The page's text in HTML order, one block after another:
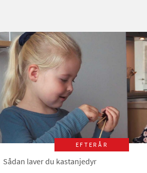
EFTERÅR
Sådan laver du kastanjedyr